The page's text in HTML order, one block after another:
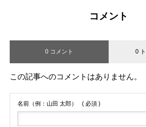
コメント
0 コメント 0
この記事へのコメントはありません。
名前（例：山田 太郎） ( 必須 )